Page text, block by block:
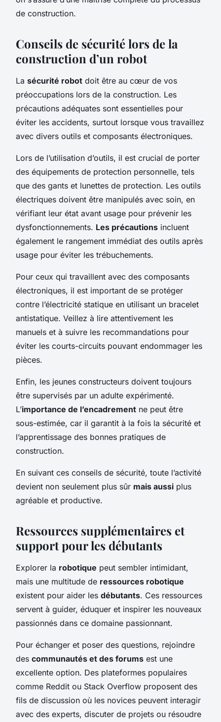
de construction.
Conseils de sécurité lors de la
construction d’un robot
La sécurité robot doit être au cœur de vos
préoccupations lors de la construction. Les
précautions adéquates sont essentielles pour
éviter les accidents, surtout lorsque vous travaillez
avec divers outils et composants électroniques.
Lors de l’utilisation d’outils, il est crucial de porter
des équipements de protection personnelle, tels
que des gants et lunettes de protection. Les outils
électriques doivent être manipulés avec soin, en
vérifiant leur état avant usage pour prévenir les
dysfonctionnements. Les précautions incluent
également le rangement immédiat des outils après
usage pour éviter les trébuchements.
Pour ceux qui travaillent avec des composants
électroniques, il est important de se protéger
contre l’électricité statique en utilisant un bracelet
antistatique. Veillez à lire attentivement les
manuels et à suivre les recommandations pour
éviter les courts-circuits pouvant endommager les
pièces.
Enfin, les jeunes constructeurs doivent toujours
être supervisés par un adulte expérimenté.
L’importance de l’encadrement ne peut être
sous-estimée, car il garantit à la fois la sécurité et
l’apprentissage des bonnes pratiques de
construction.
En suivant ces conseils de sécurité, toute l’activité
devient non seulement plus sûr mais aussi plus
agréable et productive.
Ressources supplémentaires et
support pour les débutants
Explorer la robotique peut sembler intimidant,
mais une multitude de ressources robotique
existent pour aider les débutants. Ces ressources
servent à guider, éduquer et inspirer les nouveaux
passionnés dans ce domaine passionnant.
Pour échanger et poser des questions, rejoindre
des communautés et des forums est une
excellente option. Des plateformes populaires
comme Reddit ou Stack Overflow proposent des
fils de discussion où les novices peuvent interagir
avec des experts, discuter de projets ou résoudre